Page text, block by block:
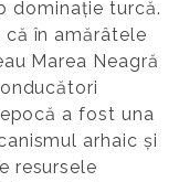
dominație turcă.
în amărâtele
Marea Neagră
a fost una
arhaic și
resursele